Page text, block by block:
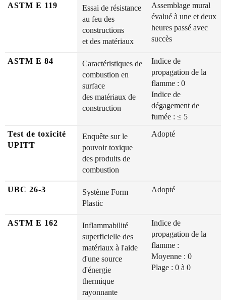
ASTM E 119
Essai de résistance
au feu des
constructions
et des matériaux
Assemblage mural
évalué à une et deux
heures passé avec
succès
ASTM E 84
Caractéristiques de
combustion en
surface
des matériaux de
construction
Indice de
propagation de la
flamme : 0
Indice de
dégagement de
fumée : ≤ 5
Test de toxicité
UPITT
Enquête sur le
pouvoir toxique
des produits de
combustion
Adopté
UBC 26-3
Système Form
Plastic
Adopté
ASTM E 162
Inflammabilité
superficielle des
matériaux à l'aide
d'une source
d'énergie
thermique
rayonnante
Indice de
propagation de la
flamme :
Moyenne : 0
Plage : 0 à 0